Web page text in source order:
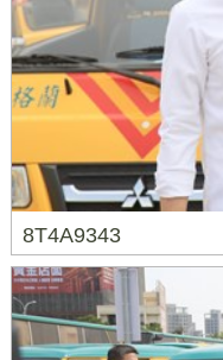
8T4A9343